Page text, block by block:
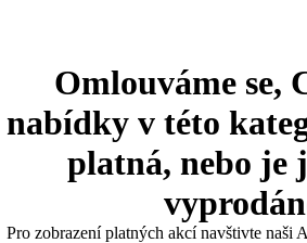
Omlouváme se,
nabídky v této
platná, nebo je
Pro zobrazení platných akcí navštivte naši